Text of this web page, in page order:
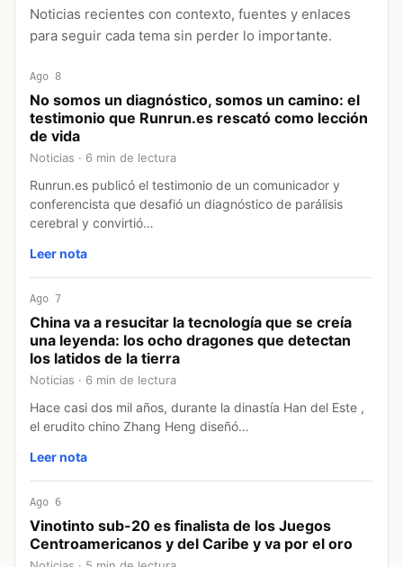
Noticias recientes con contexto, fuentes y enlaces
para seguir cada tema sin perder lo importante.
Ago 8
No somos un diagnóstico, somos un camino: el
testimonio que Runrun.es rescató como lección
de vida
Noticias · 6 min de lectura
Runrun.es publicó el testimonio de un comunicador y
conferencista que desafió un diagnóstico de parálisis
cerebral y convirtió…
Leer nota
Ago 7
China va a resucitar la tecnología que se creía
una leyenda: los ocho dragones que detectan
los latidos de la tierra
Noticias · 6 min de lectura
Hace casi dos mil años, durante la dinastía Han del Este ,
el erudito chino Zhang Heng diseñó…
Leer nota
Ago 6
Vinotinto sub-20 es finalista de los Juegos
Centroamericanos y del Caribe y va por el oro